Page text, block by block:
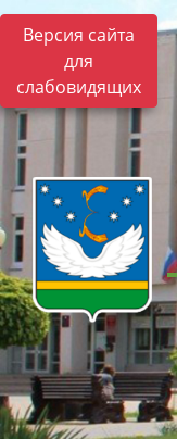
Версия сайта
для
слабовидящих